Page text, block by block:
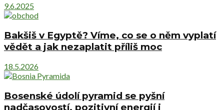
9.6.2025
Bakšiš v Egyptě? Víme, co se o něm vyplatí
vědět a jak nezaplatit příliš moc
18.5.2026
Bosenské údolí pyramid se pyšní
nadčasovostí, pozitivní energií i